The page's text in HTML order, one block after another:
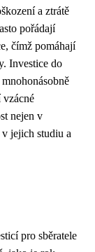
a ztrátě
pořádají
čímž pomáhají
Investice do
vzácné
nejen v
jejich studiu a
pro sběratele